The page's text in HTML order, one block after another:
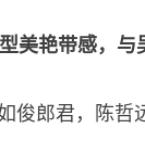
艳带感，与
郎君，陈哲